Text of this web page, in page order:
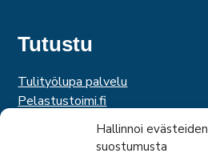
Hallinnoi evästeiden
suostumusta
Tutustu
Tulityölupa palvelu
Pelastustoimi.fi
Hätäkeskuslaitos
Palosuojelurahasto